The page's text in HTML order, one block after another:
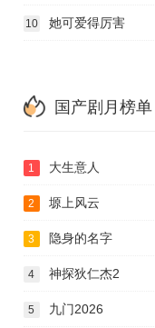
10 她可爱得厉害
国产剧月榜单
1 大生意人
2 塬上风云
3 隐身的名字
4 神探狄仁杰2
5 九门2026